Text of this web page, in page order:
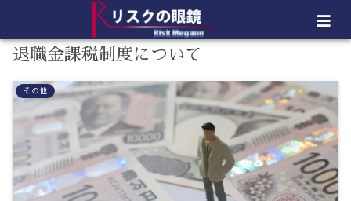
退職金課税制度について
その他